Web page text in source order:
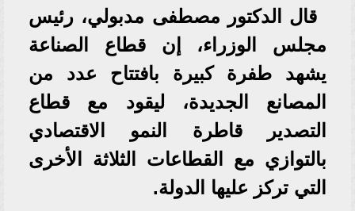
قال الدكتور مصطفى مدبولي، رئيس
مجلس الوزراء، إن قطاع الصناعة
يشهد طفرة كبيرة بافتتاح عدد من
المصانع الجديدة، ليقود مع قطاع
التصدير قاطرة النمو الاقتصادي
بالتوازي مع القطاعات الثلاثة الأخرى
التي تركز عليها الدولة.